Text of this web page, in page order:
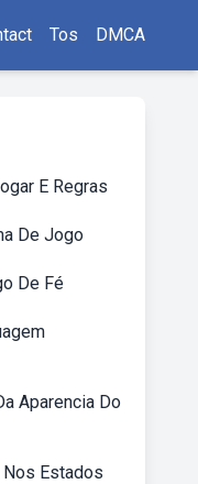
Tos DMCA
E Regras
De Jogo
De Fé
Aparencia Do
Estados